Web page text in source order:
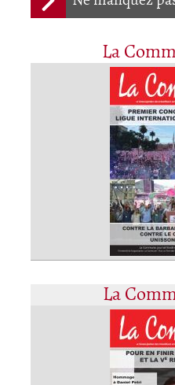
La
La